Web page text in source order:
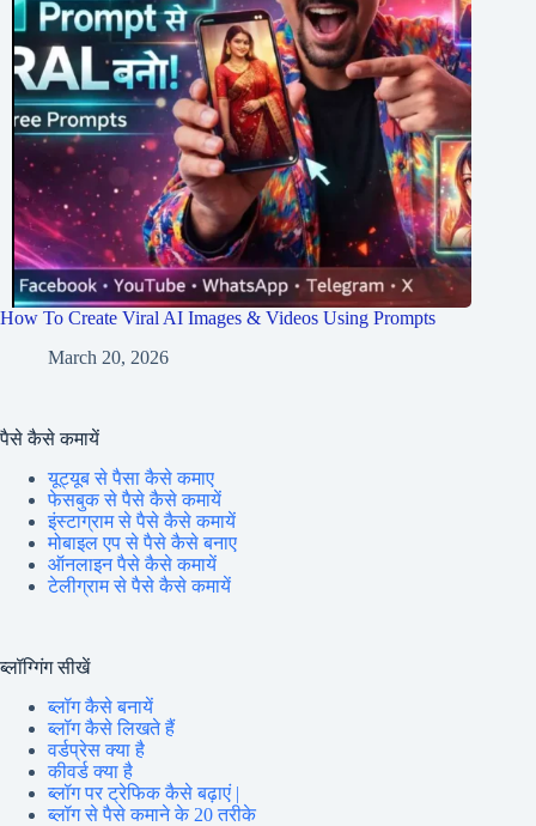
How To Create Viral AI Images & Videos Using Prompts
March 20, 2026
पैसे कैसे कमायें
यूट्यूब से पैसा कैसे कमाए
फेसबुक से पैसे कैसे कमायें
इंस्टाग्राम से पैसे कैसे कमायें
मोबाइल एप से पैसे कैसे बनाए
ऑनलाइन पैसे कैसे कमायें
टेलीग्राम से पैसे कैसे कमायें
ब्लॉग्गिंग सीखें
ब्लॉग कैसे बनायें
ब्लॉग कैसे लिखते हैं
वर्डप्रेस क्या है
कीवर्ड क्या है
ब्लॉग पर ट्रेफिक कैसे बढ़ाएं |
ब्लॉग से पैसे कमाने के 20 तरीके